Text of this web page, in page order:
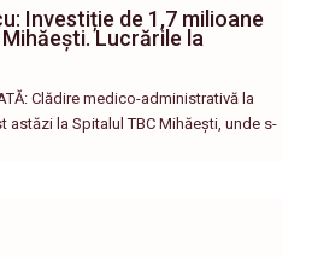
Investiție de 1,7 milioane
Lucrările la
Clădire medico-administrativă la
astăzi la Spitalul TBC Mihăești, unde s-